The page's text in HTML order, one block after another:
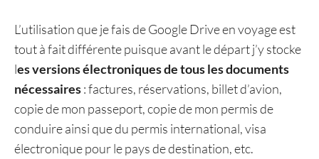
L’utilisation que je fais de Google Drive en voyage est
tout à fait différente puisque avant le départ j’y stocke
les versions électroniques de tous les documents
nécessaires: factures, réservations, billet d’avion,
copie de mon passeport, copie de mon permis de
conduire ainsi que du permis international, visa
électronique pour le pays de destination, etc.